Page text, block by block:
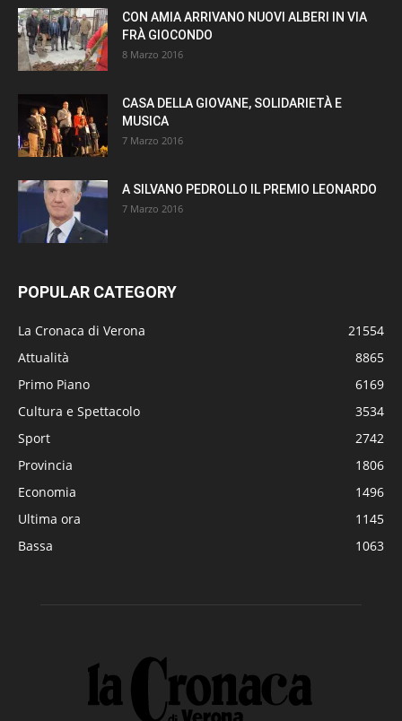
CON AMIA ARRIVANO NUOVI ALBERI IN VIA
FRÀ GIOCONDO
8 Marzo 2016
CASA DELLA GIOVANE, SOLIDARIETÀ E
MUSICA
7 Marzo 2016
A SILVANO PEDROLLO IL PREMIO LEONARDO
7 Marzo 2016
POPULAR CATEGORY
La Cronaca di Verona
21554
Attualità
8865
Primo Piano
6169
Cultura e Spettacolo
3534
Sport
2742
Provincia
1806
Economia
1496
Ultima ora
1145
Bassa
1063